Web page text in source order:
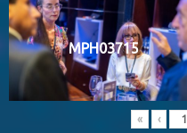
MPH03715
« ‹